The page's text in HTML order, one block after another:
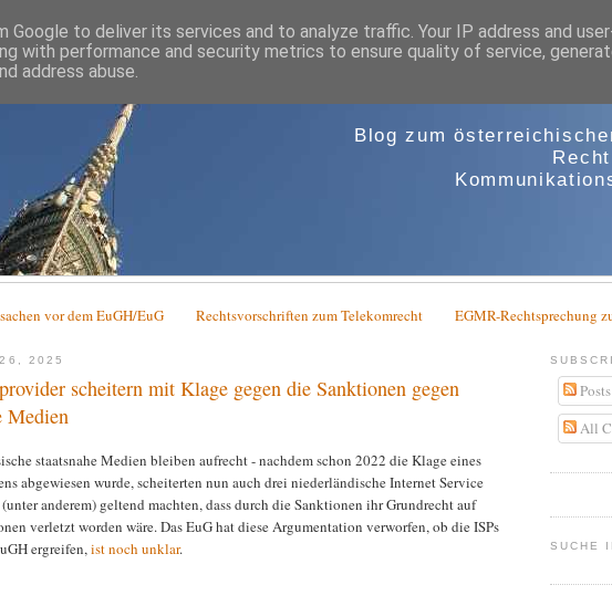
Blog zum
vor dem EuGH/EuG Rechtsvorschriften zum Telekomrecht EGMR-Rechtsprechung
26, 2025
scheitern mit Klage gegen die Sanktionen gegen
Medien
staatsnahe Medien bleiben aufrecht - nachdem schon 2022 die Klage eines
abgewiesen wurde, scheiterten nun auch drei niederländische Internet Service
anderem) geltend machten, dass durch die Sanktionen ihr Grundrecht auf
verletzt worden wäre. Das EuG hat diese Argumentation verworfen, ob die ISPs
ergreifen,ist noch unklar.
Posts
All
SUCHE
Google to deliver its services and to analyze traffic. Your IP address and
with performance and security metrics to ensure quality of service,
address abuse.